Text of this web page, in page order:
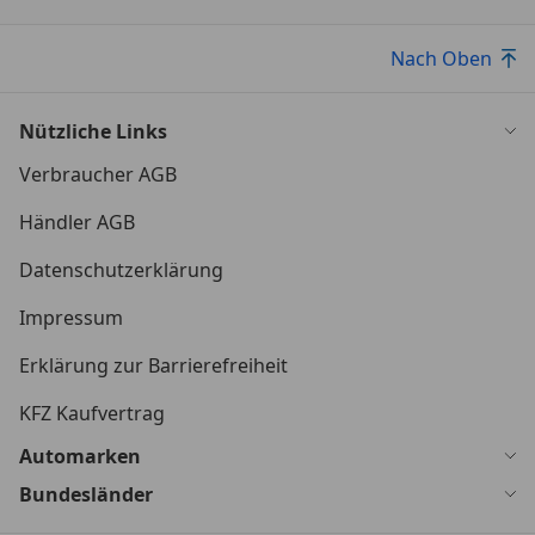
Nach Oben
Nützliche Links
Verbraucher AGB
Händler AGB
Datenschutzerklärung
Impressum
Erklärung zur Barrierefreiheit
KFZ Kaufvertrag
Automarken
Bundesländer